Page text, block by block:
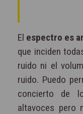
El espectro es
que inciden
ruido ni el
ruido. Puedo
concierto de
altavoces pero